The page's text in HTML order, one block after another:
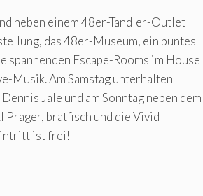
neben einem 48er-Tandler-Outlet
das 48er-Museum, ein buntes
spannenden Escape-Rooms im
Musik. Am Samstag unterhalten
Jale und am Sonntag neben dem
bratfisch und die Vivid
ist frei!